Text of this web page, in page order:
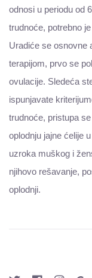
odnosi u periodu od
trudnoće, potrebno
Uradiće se osnovne
terapijom, prvo se
ovulacije. Sledeća
ispunjavate
trudnoće, pristupa
oplodnju jajne ćelije
uzroka muškog i
njihovo rešavanje,
oplodnji.